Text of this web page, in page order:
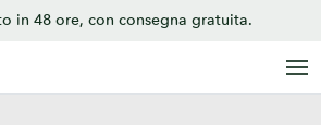
in 48 ore, con consegna gratuita.